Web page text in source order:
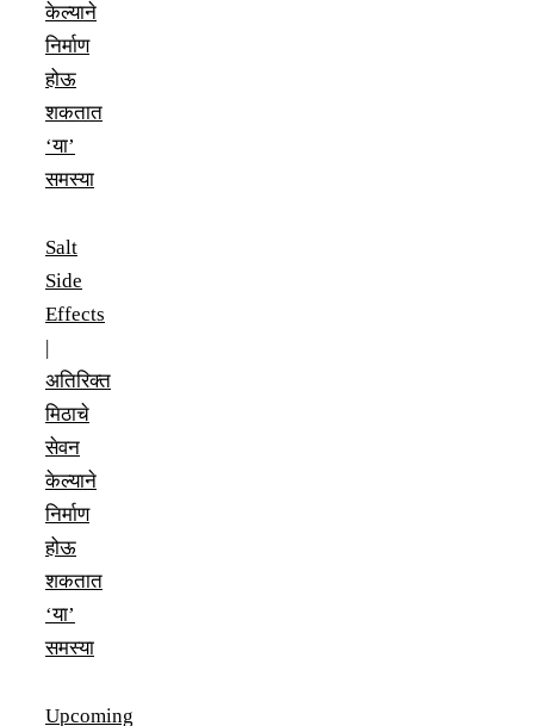
केल्याने
निर्माण
होऊ
शकतात
‘या’
समस्या
Salt
Side
Effects
अतिरिक्त
मिठाचे
सेवन
केल्याने
निर्माण
होऊ
शकतात
‘या’
समस्या
Upcoming